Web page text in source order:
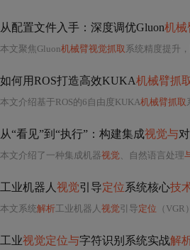
从配置文件入手：深度调优Gluon机械
本文聚焦Gluon机械臂视觉抓取 系统精度提升
如何用ROS打造高效KUKA机械臂抓
本文介绍基于ROS的6自由度KUKA机械臂抓取
从“看见”到“执行”：构建集成视觉与
本文介绍了一种集成机器视觉、自然语言处理
工业机器人 视觉引导定位系统核心技
本文系统解析工业机器人 视觉引导定位 （
工业视觉定位与字符识别系统实战解